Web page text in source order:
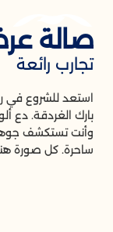
AR
تجارب
صالة عرض
صالة
تجارب رائعة
استعد للشروع في
بارك الغردقة. دع
وأنت تستكشف جوهر
ساحرة. كل صورة